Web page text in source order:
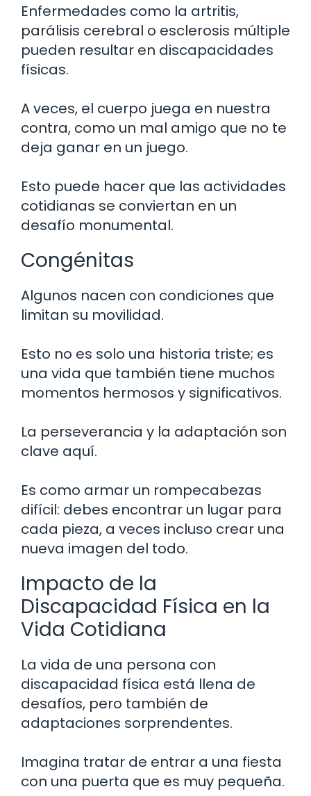
Enfermedades como la artritis,
parálisis cerebral o esclerosis múltiple
pueden resultar en discapacidades
físicas.
A veces, el cuerpo juega en nuestra
contra, como un mal amigo que no te
deja ganar en un juego.
Esto puede hacer que las actividades
cotidianas se conviertan en un
desafío monumental.
Congénitas
Algunos nacen con condiciones que
limitan su movilidad.
Esto no es solo una historia triste; es
una vida que también tiene muchos
momentos hermosos y significativos.
La perseverancia y la adaptación son
clave aquí.
Es como armar un rompecabezas
difícil: debes encontrar un lugar para
cada pieza, a veces incluso crear una
nueva imagen del todo.
Impacto de la
Discapacidad Física en la
Vida Cotidiana
La vida de una persona con
discapacidad física está llena de
desafíos, pero también de
adaptaciones sorprendentes.
Imagina tratar de entrar a una fiesta
con una puerta que es muy pequeña.